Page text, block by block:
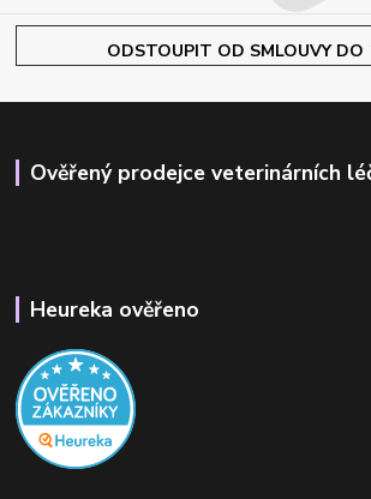
ODSTOUPIT OD SMLOUVY DO
Ověřený prodejce veterinárních
Heureka ověřeno